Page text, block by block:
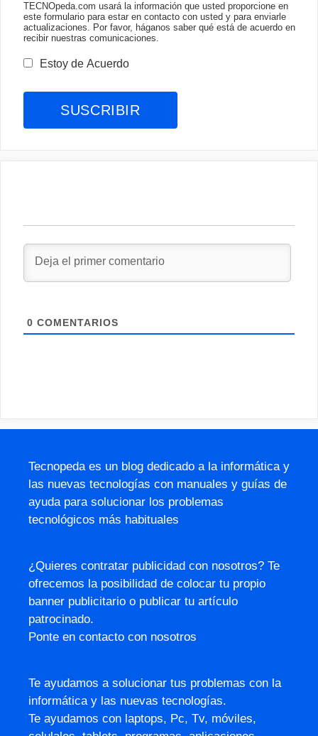
TECNOpeda.com usará la información que usted proporcione en
este formulario para estar en contacto con usted y para enviarle
actualizaciones. Por favor, háganos saber qué está de acuerdo en
recibir nuestras comunicaciones.
Estoy de Acuerdo
0 COMENTARIOS
Tecnopeda es un blog dedicado a la informática y
las nuevas tecnologías con manuales y guías de
ayuda para solucionar los problemas
tecnológicos más habituales
¿Quieres contratar publicidad con nosotros? Te
ofrecemos la posibilidad de colocar tu propio
banner publicitario o publicar tu artículo
patrocinado.
Ponte en contacto con nosotros
Te ayudamos a solucionar tus problemas con la
informática y las nuevas tecnologías.
Te ayudamos con laptops, Pc, Tv, móviles,